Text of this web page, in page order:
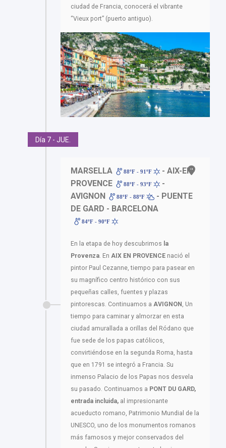
ciudad de Francia, conocerá el vibrante
“Vieux port” (puerto antiguo).
Día 7 - JUE.
MARSELLA 88ºF - 91ºF
- AIX-EN-
PROVENCE
88ºF - 93ºF
-
AVIGNON
88ºF - 88ºF
- PUENTE
DE GARD - BARCELONA
84ºF - 90ºF
En la etapa de hoy descubrimos la
Provenza. En AIX EN PROVENCE nació el
pintor Paul Cezanne, tiempo para pasear en
su magnífico centro histórico con sus
pequeñas calles, fuentes y plazas
pintorescas. Continuamos a AVIGNON , Un
tiempo para caminar y almorzar en esta
ciudad amurallada a orillas del Ródano que
fue sede de los papas católicos,
convirtiéndose en la segunda Roma, hasta
que en 1791 se integró a Francia. Su
inmenso Palacio de los Papas nos desvela
su pasado. Continuamos a PONT DU GARD,
entrada incluida, al impresionante
acueducto romano, Patrimonio Mundial de la
UNESCO, uno de los monumentos romanos
más famosos y mejor conservados del